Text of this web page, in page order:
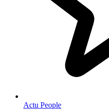
Actu People